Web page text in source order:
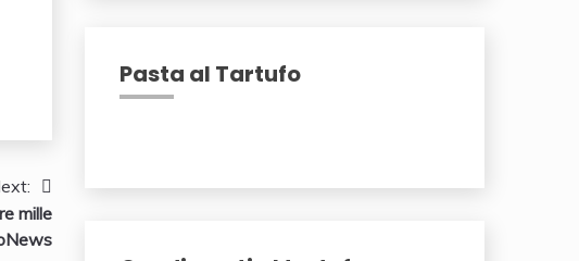
mille
Pasta al Tartufo